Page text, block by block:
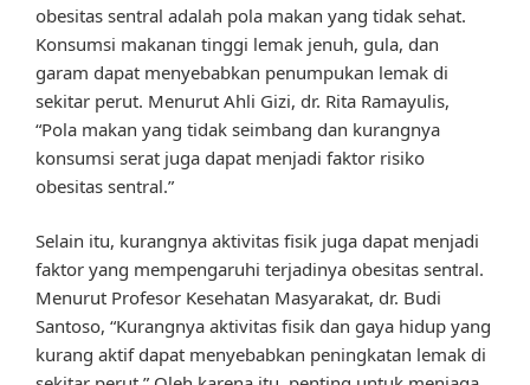
obesitas sentral adalah pola makan yang tidak sehat.
Konsumsi makanan tinggi lemak jenuh, gula, dan
garam dapat menyebabkan penumpukan lemak di
sekitar perut. Menurut Ahli Gizi, dr. Rita Ramayulis,
“Pola makan yang tidak seimbang dan kurangnya
konsumsi serat juga dapat menjadi faktor risiko
obesitas sentral.”
Selain itu, kurangnya aktivitas fisik juga dapat menjadi
faktor yang mempengaruhi terjadinya obesitas sentral.
Menurut Profesor Kesehatan Masyarakat, dr. Budi
Santoso, “Kurangnya aktivitas fisik dan gaya hidup yang
kurang aktif dapat menyebabkan peningkatan lemak di